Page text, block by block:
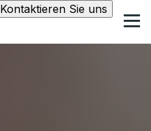
Kontaktieren Sie uns